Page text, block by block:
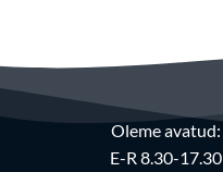
Oleme avatud:
E-R 8.30-17.30